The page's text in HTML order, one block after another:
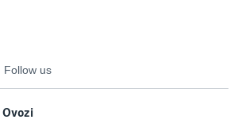
Follow us
Ovozi